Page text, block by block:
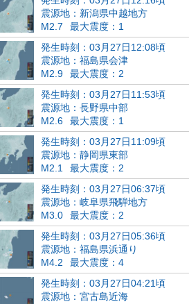
震源地：新潟県中越地方
M2.7
最大震度：1
発生時刻：03月27日12:08頃
震源地：福島県会津
M2.9
最大震度：2
発生時刻：03月27日11:53頃
震源地：長野県中部
M2.6
最大震度：1
発生時刻：03月27日11:09頃
震源地：静岡県東部
M2.1
最大震度：2
発生時刻：03月27日06:37頃
震源地：岐阜県飛騨地方
M3.0
最大震度：2
発生時刻：03月27日05:36頃
震源地：福島県浜通り
M4.2
最大震度：4
発生時刻：03月27日04:21頃
震源地：宮古島近海